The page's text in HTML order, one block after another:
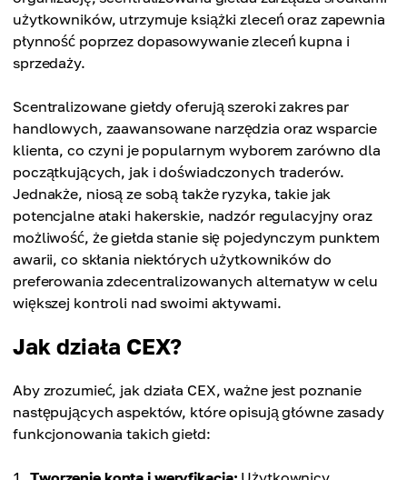
użytkowników, utrzymuje książki zleceń oraz zapewnia
płynność poprzez dopasowywanie zleceń kupna i
sprzedaży.
Scentralizowane giełdy oferują szeroki zakres par
handlowych, zaawansowane narzędzia oraz wsparcie
klienta, co czyni je popularnym wyborem zarówno dla
początkujących, jak i doświadczonych traderów.
Jednakże, niosą ze sobą także ryzyka, takie jak
potencjalne ataki hakerskie, nadzór regulacyjny oraz
możliwość, że giełda stanie się pojedynczym punktem
awarii, co skłania niektórych użytkowników do
preferowania zdecentralizowanych alternatyw w celu
większej kontroli nad swoimi aktywami.
Jak działa CEX?
Aby zrozumieć, jak działa CEX, ważne jest poznanie
następujących aspektów, które opisują główne zasady
funkcjonowania takich giełd: